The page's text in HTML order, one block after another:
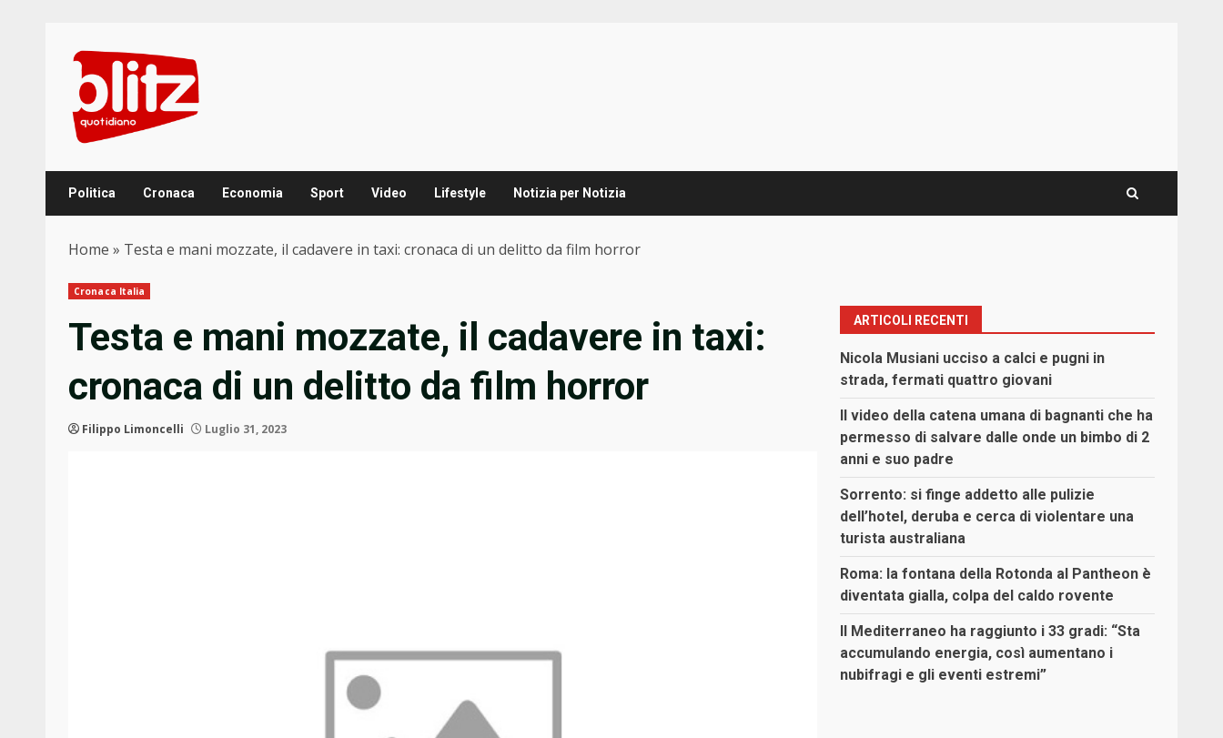
content
Politica Cronaca Economia Sport Video Lifestyle Notizia per Notizia
Home » Testa e mani mozzate, il cadavere in taxi: cronaca di un delitto da film horror
Cronaca Italia
Testa e mani mozzate, il cadavere in taxi:
cronaca di un delitto da film horror
Filippo Limoncelli Luglio 31, 2023
ARTICOLI RECENTI
Nicola Musiani ucciso a calci e pugni in
strada, fermati quattro giovani
Il video della catena umana di bagnanti che ha
permesso di salvare dalle onde un bimbo di 2
anni e suo padre
Sorrento: si finge addetto alle pulizie
dell’hotel, deruba e cerca di violentare una
turista australiana
Roma: la fontana della Rotonda al Pantheon è
diventata gialla, colpa del caldo rovente
Il Mediterraneo ha raggiunto i 33 gradi: “Sta
accumulando energia, così aumentano i
nubifragi e gli eventi estremi”